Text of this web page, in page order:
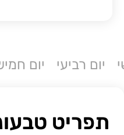
יום רביעי יום
תפריט